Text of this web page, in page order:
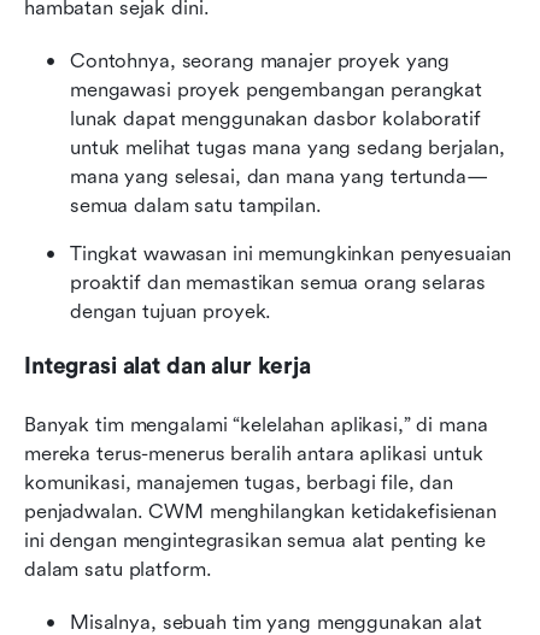
hambatan sejak dini.
Contohnya, seorang manajer proyek yang
mengawasi proyek pengembangan perangkat
lunak dapat menggunakan dasbor kolaboratif
untuk melihat tugas mana yang sedang berjalan,
mana yang selesai, dan mana yang tertunda—
semua dalam satu tampilan.
Tingkat wawasan ini memungkinkan penyesuaian
proaktif dan memastikan semua orang selaras
dengan tujuan proyek.
Integrasi alat dan alur kerja
Banyak tim mengalami “kelelahan aplikasi,” di mana
mereka terus-menerus beralih antara aplikasi untuk
komunikasi, manajemen tugas, berbagi file, dan
penjadwalan. CWM menghilangkan ketidakefisienan
ini dengan mengintegrasikan semua alat penting ke
dalam satu platform.
Misalnya, sebuah tim yang menggunakan alat